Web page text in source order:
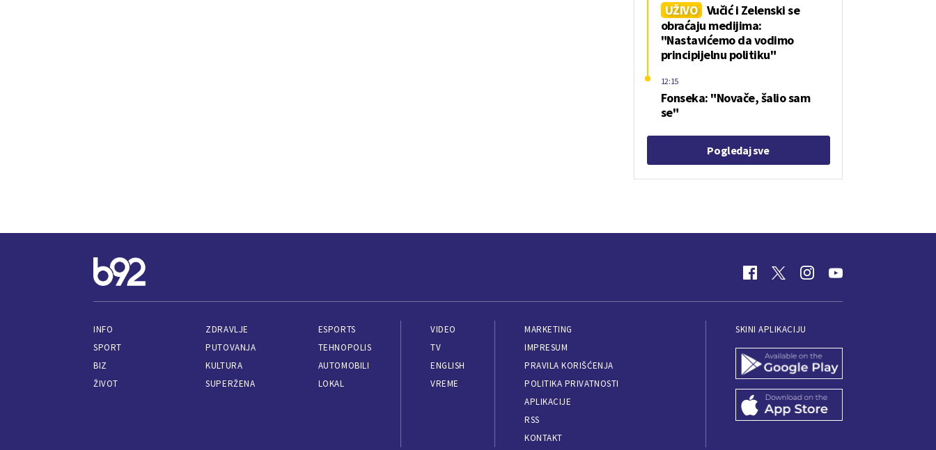
UŽIVO Vučić i Zelenski se
obraćaju medijima:
"Nastavićemo da vodimo
principijelnu politiku"
Fonseka: "Novače, šalio sam
se"
12:15
Pogledaj sve
INFO
SPORT
BIZ
ŽIVOT
ZDRAVLJE
PUTOVANJA
KULTURA
SUPERŽENA
ESPORTS
TEHNOPOLIS
AUTOMOBILI
LOKAL
VIDEO
TV
ENGLISH
VREME
MARKETING
IMPRESUM
PRAVILA KORIŠĆENJA
POLITIKA PRIVATNOSTI
APLIKACIJE
RSS
KONTAKT
SKINI APLIKACIJU